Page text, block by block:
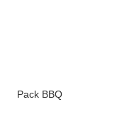
Pack BBQ